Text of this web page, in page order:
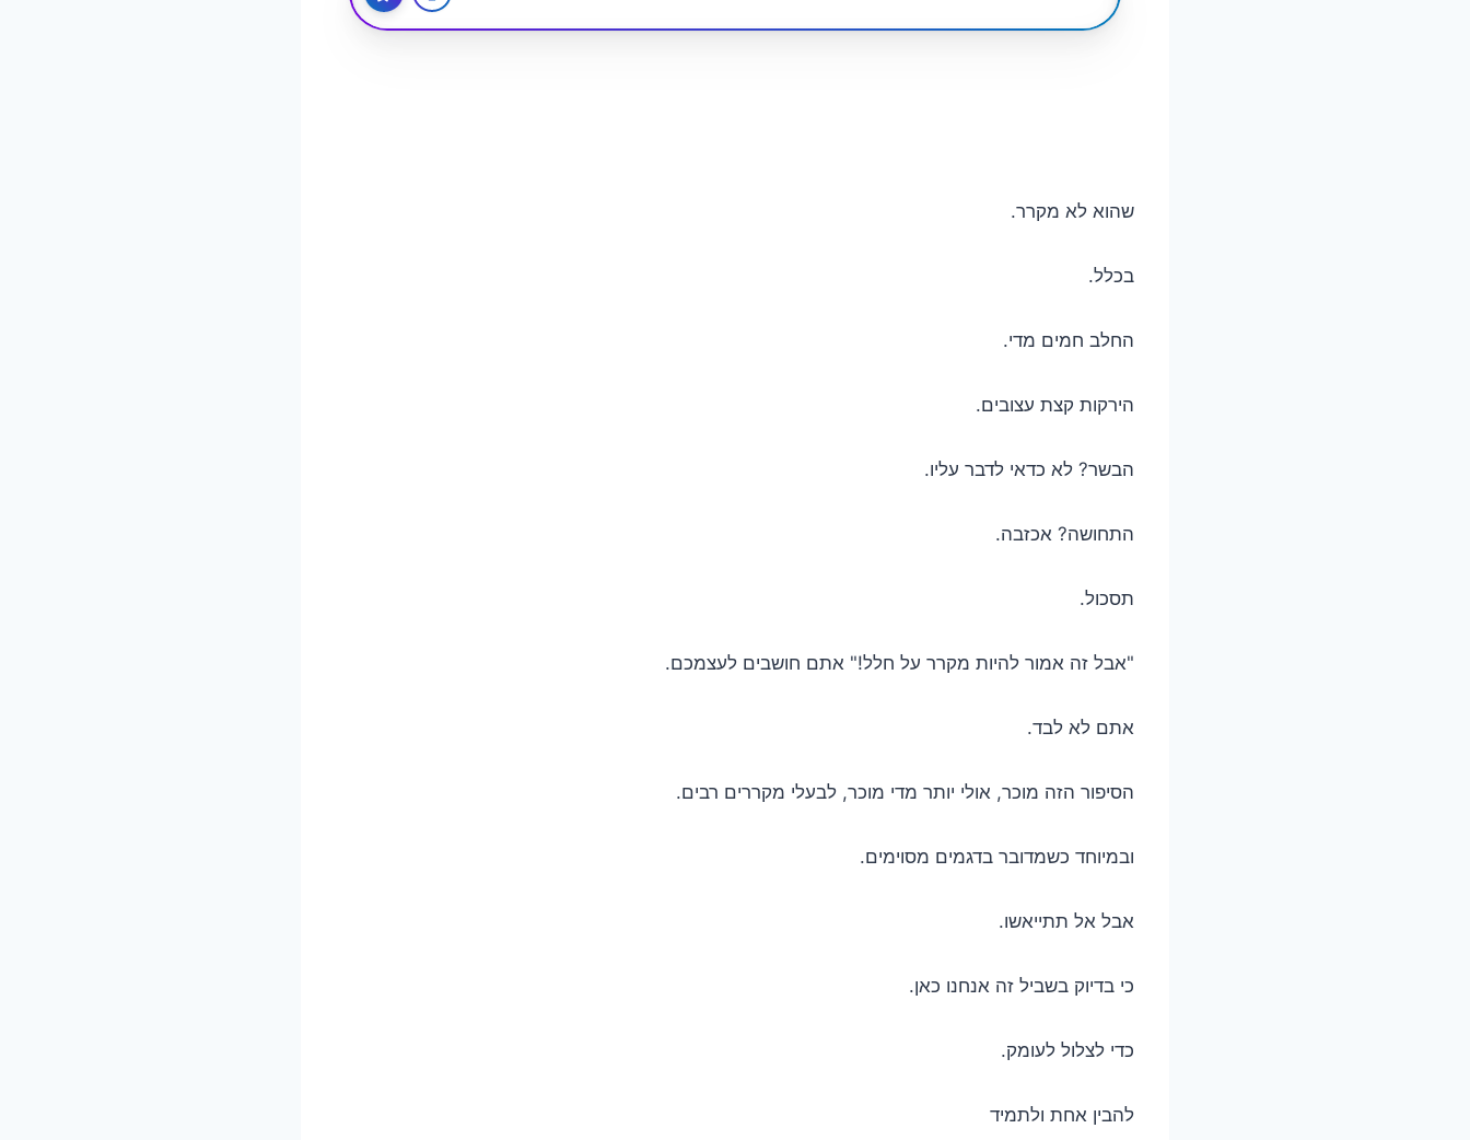
שהוא לא מקרר.
בכלל.
החלב חמים מדי.
הירקות קצת עצובים.
הבשר? לא כדאי לדבר עליו.
התחושה? אכזבה.
תסכול.
"אבל זה אמור להיות מקרר על חלל!" אתם חושבים לעצמכם.
אתם לא לבד.
הסיפור הזה מוכר, אולי יותר מדי מוכר, לבעלי מקררים רבים.
ובמיוחד כשמדובר בדגמים מסוימים.
אבל אל תתייאשו.
כי בדיוק בשביל זה אנחנו כאן.
כדי לצלול לעומק.
להבין אחת ולתמיד